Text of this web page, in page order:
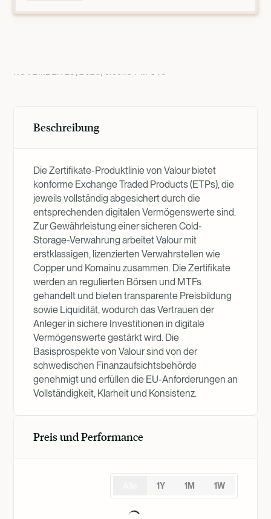
Beschreibung
Die Zertifikate-Produktlinie von Valour bietet
konforme Exchange Traded Products (ETPs), die
jeweils vollständig abgesichert durch die
entsprechenden digitalen Vermögenswerte sind.
Zur Gewährleistung einer sicheren Cold-
Storage-Verwahrung arbeitet Valour mit
erstklassigen, lizenzierten Verwahrstellen wie
Copper und Komainu zusammen. Die Zertifikate
werden an regulierten Börsen und MTFs
gehandelt und bieten transparente Preisbildung
sowie Liquidität, wodurch das Vertrauen der
Anleger in sichere Investitionen in digitale
Vermögenswerte gestärkt wird. Die
Basisprospekte von Valour sind von der
schwedischen Finanzaufsichtsbehörde
genehmigt und erfüllen die EU-Anforderungen an
Vollständigkeit, Klarheit und Konsistenz.
Preis und Performance
1Y 1M 1W